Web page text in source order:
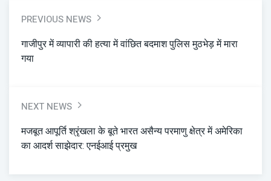
PREVIOUS NEWS
गाजीपुर में व्यापारी की हत्या में वांछित बदमाश पुलिस मुठभेड़ में मारा
गया
NEXT NEWS
मजबूत आपूर्ति श्रृंखला के बूते भारत असैन्य परमाणु क्षेत्र में अमेरिका
का आदर्श साझेदार: एनईआई प्रमुख